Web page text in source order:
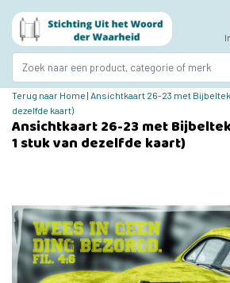
Terug naar Home | Ansichtkaart 26-23 met
dezelfde kaart)
Ansichtkaart 26-23 met
1 stuk van dezelfde kaart)